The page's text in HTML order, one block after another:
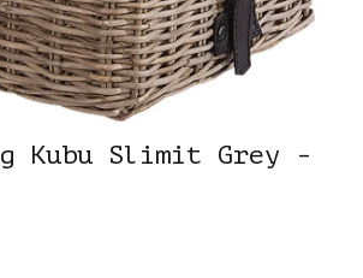
Kubu Slimit Grey -